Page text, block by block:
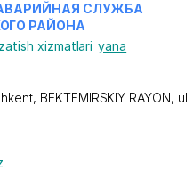
СЛУЖБА
РАЙОНА
xizmatlari yana
BEKTEMIRSKIY RAYON, ul.